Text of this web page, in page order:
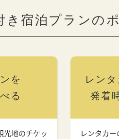
き宿泊プランの
を
る
光地のチケッ
レン
発着
レンタカ